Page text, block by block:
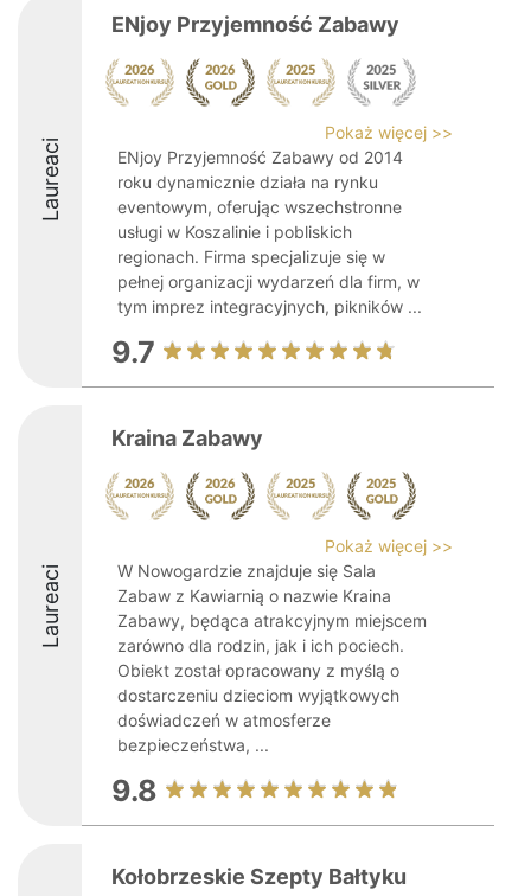
Laureaci
ENjoy Przyjemność Zabawy
Pokaż więcej >>
ENjoy Przyjemność Zabawy od 2014
roku dynamicznie działa na rynku
eventowym, oferując wszechstronne
usługi w Koszalinie i pobliskich
regionach. Firma specjalizuje się w
pełnej organizacji wydarzeń dla firm, w
tym imprez integracyjnych, pikników ...
9.7
Laureaci
Kraina Zabawy
Pokaż więcej >>
W Nowogardzie znajduje się Sala
Zabaw z Kawiarnią o nazwie Kraina
Zabawy, będąca atrakcyjnym miejscem
zarówno dla rodzin, jak i ich pociech.
Obiekt został opracowany z myślą o
dostarczeniu dzieciom wyjątkowych
doświadczeń w atmosferze
bezpieczeństwa, ...
9.8
Kołobrzeskie Szepty Bałtyku